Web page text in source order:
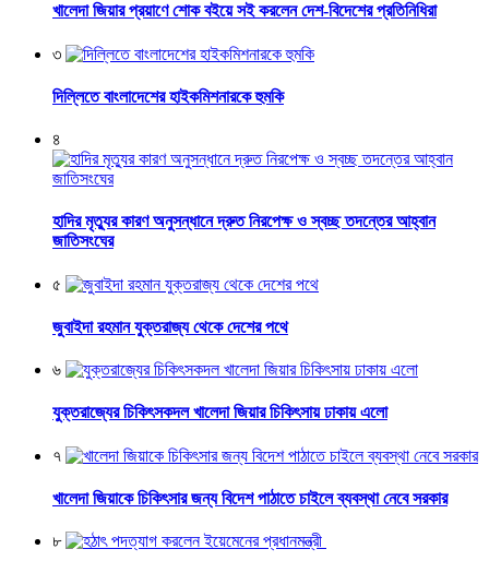
খালেদা জিয়ার প্রয়াণে শোক বইয়ে সই করলেন দেশ-বিদেশের প্রতিনিধিরা
৩
দিল্লিতে বাংলাদেশের হাইকমিশনারকে হুমকি
৪
হাদির মৃত্যুর কারণ অনুসন্ধানে দ্রুত নিরপেক্ষ ও স্বচ্ছ তদন্তের আহ্বান
জাতিসংঘের
৫
জুবাইদা রহমান যুক্তরাজ্য থেকে দেশের পথে
৬
যুক্তরাজ্যের চিকিৎসকদল খালেদা জিয়ার চিকিৎসায় ঢাকায় এলো
৭
খালেদা জিয়াকে চিকিৎসার জন্য বিদেশ পাঠাতে চাইলে ব্যবস্থা নেবে সরকার
৮